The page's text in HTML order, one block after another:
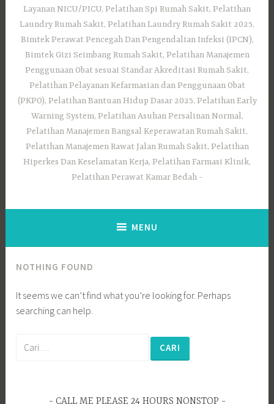
Layanan NICU/PICU, Pelatihan Spi Rumah Sakit, Pelatihan
Laundry Rumah Sakit, Pelatihan Laundry Rumah Sakit 2025,
Bimtek Perawat Pencegah Dan Pengendalian Infeksi (IPCN),
Bimtek Gizi Seimbang Rumah Sakit, Pelatihan Manajemen
Penggunaan Obat sesuai Standar Akreditasi Rumah Sakit,
Pelatihan Pelayanan Kefarmasian dan Penggunaan Obat
(PKPO), Pelatihan Bantuan Hidup Dasar 2025, Pelatihan Early
Warning System, Pelatihan Asuhan Persalinan Normal,
Pelatihan Manajemen Bangsal Keperawatan Rumah Sakit,
Pelatihan Manajemen Rawat Jalan Rumah Sakit, Pelatihan
Hiperkes Dan Keselamatan Kerja, Pelatihan Farmasi Klinik,
Pelatihan Perawat Kamar Bedah
MENU
NOTHING FOUND
It seems we can’t find what you’re looking for. Perhaps
searching can help.
CALL ME PLEASE 24 HOURS NONSTOP